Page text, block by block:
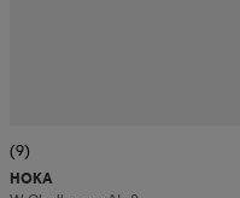
(9)
HOKA